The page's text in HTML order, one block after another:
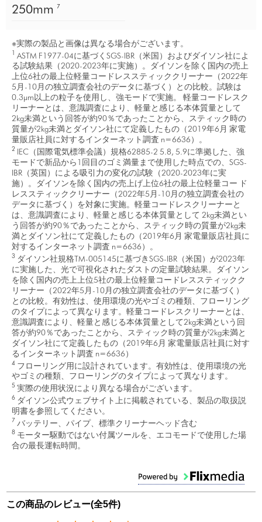
250mm 7
※実際の製品と画像は異なる場合がございます。
1 ASTM F1977-04に基づくSGS-IBR（米国）およびダイソン社によ
る試験結果（2020-2023年に実施）。ダイソンを除く国内の売上
上位6社の最上位軽量コードレススティッククリーナー（2022年
5月-10月の独立調査会社のデータに基づく）との比較。試験は
0.3μm以上の粒子を使用し、強モードで実施。 軽量コードレスク
リーナーとは、意識調査により、軽量と感じる本体質量として
2kg未満という回答が約90％であったことから、スティック時の
質量が2kg未満とダイソン社にて定義したもの（2019年6月 家電
量販店社員に対するインターネット調査 n=6636）。
2 IEC（国際電気標準会議）規格62885-2 5.8, 5.9に準拠した、強
モードで新品から1回目のゴミ満量まで使用した時点での、SGS-
IBR（英国）による吸引力の変化の試験（2020-2023年に実
施）。ダイソンを除く国内の売上げ上位6社の最上位軽量コー ド
レススティッククリーナー（2022年5月-10月の独立調査会社の
データに基づく）を対象に実施。軽量コードレスクリーナーと
は、意識調査により、軽量と感じる本体質量として 2kg未満とい
う回答が約90％であったことから、スティック時の質量が2kg未
満とダイソン社にて定義したもの（2019年6月 家電量販店社員に
対するインターネット調査 n=6636）。
3 ダイソン社規格TM-005145に基づきSGS-IBR（米国）が2023年
に実施した、光で可視化されたダストの定量試験結果。ダイソン
を除く国内の売上上位5社の最上位軽量コードレススティックク
リーナー（2022年5月-10月の独立調査会社のデータに基づく）
との比較。有効性は、使用環境の光やゴミの種類、フローリング
のタイプによって異なります。軽量コードレスクリーナーとは、
意識調査により、軽量と感じる本体質量として2kg未満という回
答が約90％であったことから、スティック時の質量が2kg未満と
ダイソン社にて定義したもの（2019年6月 家電量販店社員に対す
るインターネット調査 n=6636）
4 フローリング用に設計されています。有効性は、使用環境の光
やゴミの種類、フローリングのタイプによって異なります。
5 実際の使用状況により異なる場合がございます。
6 ダイソン公式ウェブサイト上に掲載されている、製品の取扱説
明書を参照してください。
7 バッテリー、パイプ、標準クリーナーヘッド含む
8 モーター駆動ではない付属ツールを、エコモードで使用した場
合の最長運転時間。
この商品のレビュー(全5件)